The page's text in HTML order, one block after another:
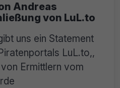
Andreas
von LuL.to
uns ein Statement
LuL.to,,
Ermittlern vom